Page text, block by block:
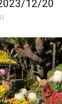
12/20